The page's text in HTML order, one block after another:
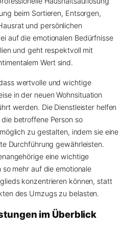
beim Sortieren, Entsorgen,
und persönlichen
auf die emotionalen Bedürfnisse
und geht respektvoll mit
Wert sind.
wertvolle und wichtige
in der neuen Wohnsituation
werden. Die Dienstleister helfen
betroffene Person so
zu gestalten, indem sie eine
Durchführung gewährleisten.
eine wichtige
mehr auf die emotionale
konzentrieren können, statt
des Umzugs zu belasten.
im Überblick